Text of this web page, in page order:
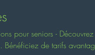
pour seniors -
Bénéficiez de tarifs